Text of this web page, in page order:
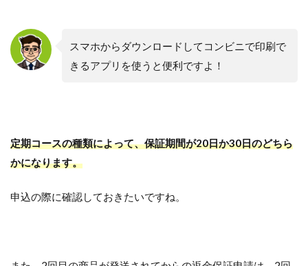
スマホからダウンロードしてコンビニで印刷で
きるアプリを使うと便利ですよ！
定期コースの種類によって、保証期間が20日か30日のどちら
かになります。
申込の際に確認しておきたいですね。